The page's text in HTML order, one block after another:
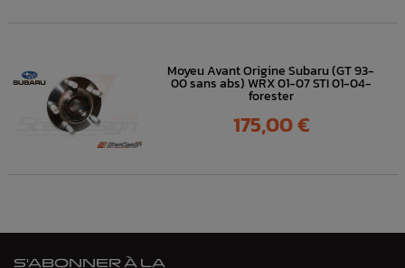
Moyeu Avant Origine Subaru (GT 93-
00 sans abs) WRX 01-07 STI 01-04-
forester
Prix
175,00 €
S'ABONNER À LA